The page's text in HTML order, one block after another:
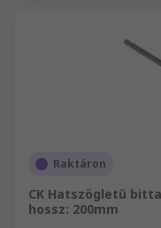
Raktáron
CK Hatszögletű
hossz: 200mm